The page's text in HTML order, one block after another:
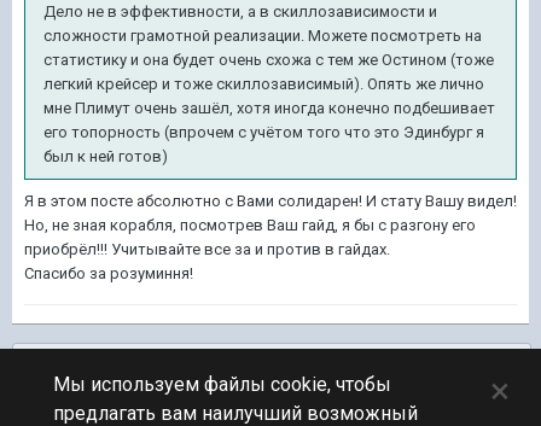
Дело не в эффективности, а в скиллозависимости и
сложности грамотной реализации. Можете посмотреть на
статистику и она будет очень схожа с тем же Остином (тоже
легкий крейсер и тоже скиллозависимый). Опять же лично
мне Плимут очень зашёл, хотя иногда конечно подбешивает
его топорность (впрочем с учётом того что это Эдинбург я
был к ней готов)
Я в этом посте абсолютно с Вами солидарен! И стату Вашу видел!
Но, не зная корабля, посмотрев Ваш гайд, я бы с разгону его
приобрёл!!! Учитывайте все за и против в гайдах.
Спасибо за розуминня!
Мы используем файлы cookie, чтобы
предлагать вам наилучший возможный
×